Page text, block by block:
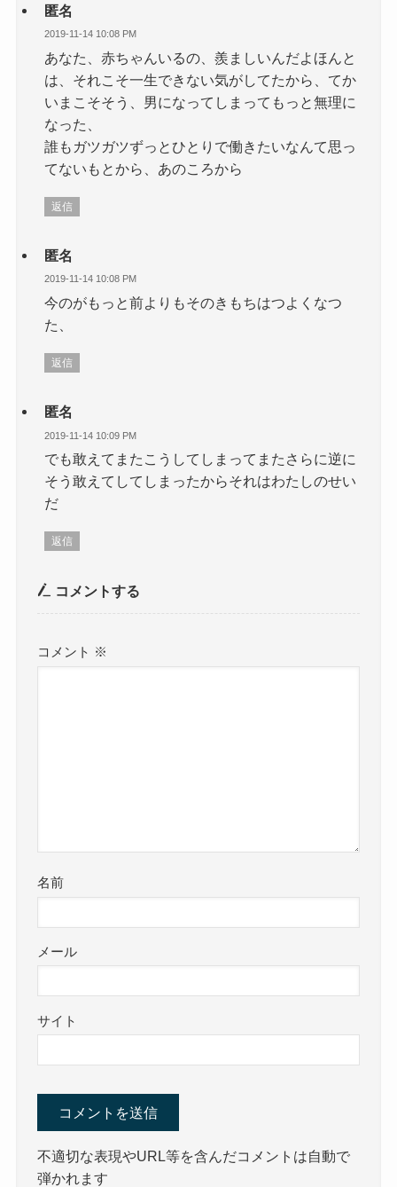
匿名
2019-11-14 10:08 PM
あなた、赤ちゃんいるの、羨ましいんだよほんと
は、それこそ一生できない気がしてたから、てか
いまこそそう、男になってしまってもっと無理に
なった、
誰もガツガツずっとひとりで働きたいなんて思っ
てないもとから、あのころから
返信
匿名
2019-11-14 10:08 PM
今のがもっと前よりもそのきもちはつよくなつ
た、
返信
匿名
2019-11-14 10:09 PM
でも敢えてまたこうしてしまってまたさらに逆に
そう敢えてしてしまったからそれはわたしのせい
だ
返信
コメントする
コメント ※
名前
メール
サイト
不適切な表現やURL等を含んだコメントは自動で
弾かれます